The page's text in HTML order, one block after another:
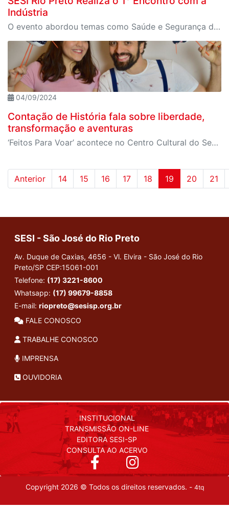
Indústria
O evento abordou temas como Saúde e Segurança do Trabalho (SST) e gerenciamento de riscos ocupacionais.
04/09/2024
Contação de História fala sobre liberdade,
transformação e aventuras
‘Feitos Para Voar’ acontece no Centro Cultural do Sesi Rio Preto
Anterior 14 15 16 17 18 19 20 21
SESI - São José do Rio Preto
Av. Duque de Caxias, 4656 - Vl. Elvira - São José do Rio
Preto/SP CEP:15061-001
Telefone: (17) 3221-8600
Whatsapp: (17) 99679-8858
E-mail: riopreto@sesisp.org.br
FALE CONOSCO
TRABALHE CONOSCO
IMPRENSA
OUVIDORIA
INSTITUCIONAL
TRANSMISSÃO ON-LINE
EDITORA SESI-SP
CONSULTA AO ACERVO
Copyright 2026 © Todos os direitos reservados. - 4tq